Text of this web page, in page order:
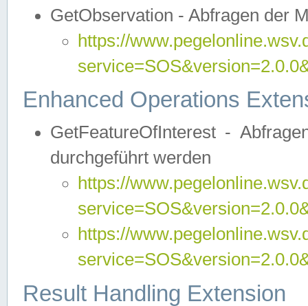
GetObservation - Abfragen der
https://
Enhanced Operations
GetFeatureOfInterest -
durchgeführt werden
https://
https://
Result Handling Extension